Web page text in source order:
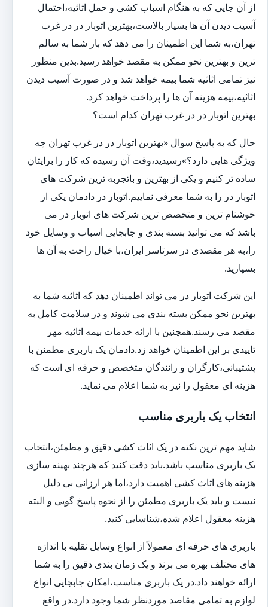
از آن جایی که به هنگام اسباب کشی و حمل اثاثیه،احتمال
آسیب دیدن آن ها بسیار بالاست،بهترین اتوبار در در غرب
تهران،به شما این اطمینان را می دهد که بار شما به سالم
ترین و بهترین نحو ممکن به مقصد خواهد رسید.بدین منظور
نیز تمامی اثاثیه شما بیمه خواهد شد و در صورت آسیب دیدن
اثاثیه،بیمه هزینه آن ها را پرداخت خواهد کرد.
بهترین اتوبار در در غرب تهران کدام است؟
حال که به پاسخ سوال «بهترین اتوبار در در غرب تهران چه
ویژگی هایی دارد؟»رسیدید،وقت آن رسیده که کار را برایتان
ساده تر کنیم و یکی از بهترین و باتجربه ترین شرکت های
اتوبار در را به شما معرفی نماییم.اتوبار در دادمان یکی از
خوشنام ترین و متخصص ترین شرکت های اتوبار در می
باشد که می توانید بسته بندی و جابجایی اسباب و وسایل خود
را،به هر مقصدی در سرتاسر ایران،با خیال راحت به آن ها
بسپارید.
این شرکت اتوبار در می تواند اطمینان دهد که اثاثیه شما به
بهترین نحو ممکن بسته بندی می شوند و در سلامت کامل به
مقصد می رسند.همچنین با ارائه خدمات بیمه اثاثیه مهر
تاییدی بر این اطمینان خواهد زد.دادمان یک باربری مطمئن با
پشتیبانی،کارگران و رانندگان متخصص و حرفه ای است که
هزینه ای معقول را نیز به شما اعلام می نماید.
انتخاب یک باربری مناسب
شاید مهم ترین نکته در یک اثاث کشی دقیق و مطمئن،انتخاب
یک باربری مناسب باشد.باید دقت کنید که هرچند بهینه سازی
هزینه های اثاث کشی اهمیت دارد،اما هر ارزانی بی دلیل
نیست و باید یک باربری مطمئن را از نحوه پاسخ گویی و البته
هزینه معقول اعلام شده،شناسایی کنید.
باربری های حرفه ای معمولاً از انواع وسایل نقلیه با اندازه
های مختلف بهره می برند و یک زمان بندی دقیق را به شما
ارائه خواهند داد.در یک باربری مناسب،امکان جابجایی انواع
لوازم به تمامی مقاصد موردنظر شما وجود دارد.در واقع